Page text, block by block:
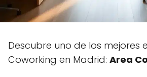
Descubre uno de los mejores
Coworking en Madrid: Area